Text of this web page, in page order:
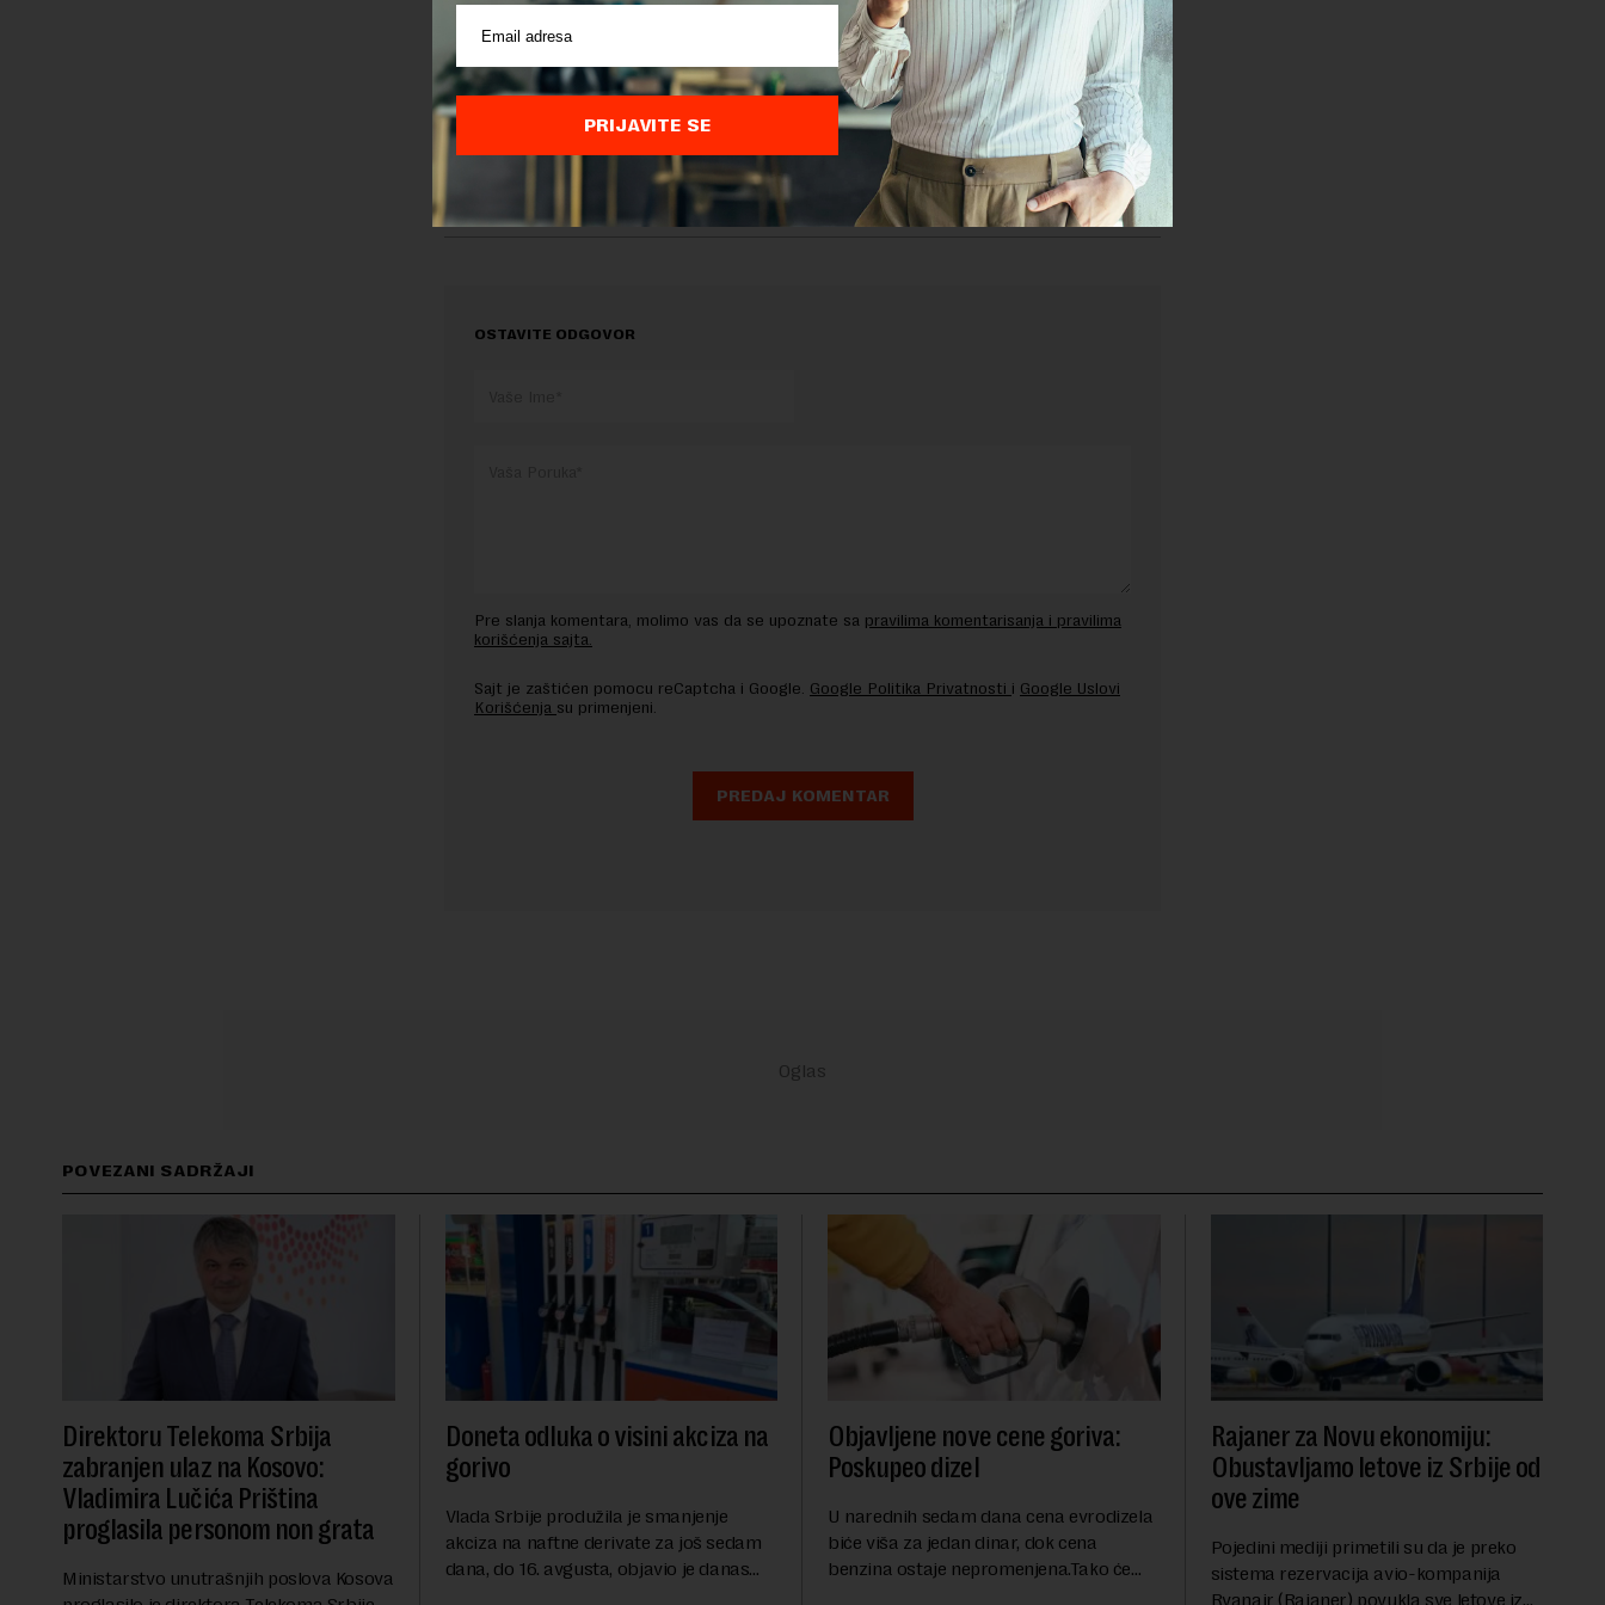
S obzirom na to da banke sve više pomeraju starosnu granicu za sve kredite
pa i stambene, eto prilike za mnoge da postanu Zrenjaninci.
Preuzimanje delova teksta je dozvoljeno, ali uz obavezno navođenje izvora i uz postavljanje linka
ka izvornom tekstu na novaekonomija.rs
OSTAVITE ODGOVOR
Pre slanja komentara, molimo vas da se upoznate sa pravilima komentarisanja i pravilima
korišćenja sajta.
Sajt je zaštićen pomocu reCaptcha i Google. Google Politika Privatnosti i Google Uslovi
Korišćenja su primenjeni.
POVEZANI SADRŽAJI
Direktoru Telekoma Srbija
zabranjen ulaz na Kosovo:
Vladimira Lučića Priština
proglasila personom non grata
Ministarstvo unutrašnjih poslova Kosova
Doneta odluka o visini akciza na
gorivo
Vlada Srbije produžila je smanjenje
akciza na naftne derivate za još sedam
dana, do 16. avgusta, objavio je danas
Objavljene nove cene goriva:
Poskupeo dizel
U narednih sedam dana cena evrodizela
biće viša za jedan dinar, dok cena
benzina ostaje nepromenjena.Tako će
Rajaner za Novu ekonomiju:
Obustavljamo letove iz Srbije od
ove zime
Pojedini mediji primetili su da je preko
sistema rezervacija avio-kompanija
Ryanair (Rajaner) povukla sve letove iz
PRIJAVITE SE